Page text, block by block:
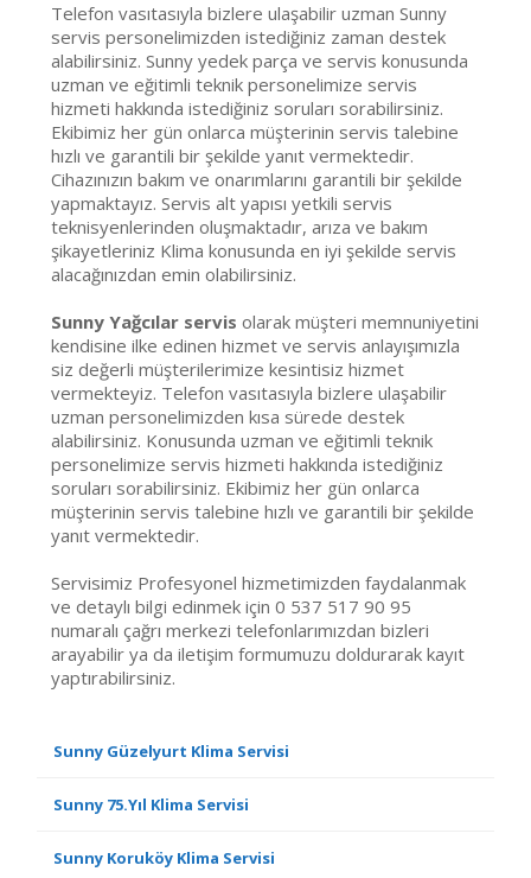
Telefon vasıtasıyla bizlere ulaşabilir uzman Sunny
servis personelimizden istediğiniz zaman destek
alabilirsiniz. Sunny yedek parça ve servis konusunda
uzman ve eğitimli teknik personelimize servis
hizmeti hakkında istediğiniz soruları sorabilirsiniz.
Ekibimiz her gün onlarca müşterinin servis talebine
hızlı ve garantili bir şekilde yanıt vermektedir.
Cihazınızın bakım ve onarımlarını garantili bir şekilde
yapmaktayız. Servis alt yapısı yetkili servis
teknisyenlerinden oluşmaktadır, arıza ve bakım
şikayetleriniz Klima konusunda en iyi şekilde servis
alacağınızdan emin olabilirsiniz.
Sunny Yağcılar servis olarak müşteri memnuniyetini
kendisine ilke edinen hizmet ve servis anlayışımızla
siz değerli müşterilerimize kesintisiz hizmet
vermekteyiz. Telefon vasıtasıyla bizlere ulaşabilir
uzman personelimizden kısa sürede destek
alabilirsiniz. Konusunda uzman ve eğitimli teknik
personelimize servis hizmeti hakkında istediğiniz
soruları sorabilirsiniz. Ekibimiz her gün onlarca
müşterinin servis talebine hızlı ve garantili bir şekilde
yanıt vermektedir.
Servisimiz Profesyonel hizmetimizden faydalanmak
ve detaylı bilgi edinmek için 0 537 517 90 95
numaralı çağrı merkezi telefonlarımızdan bizleri
arayabilir ya da iletişim formumuzu doldurarak kayıt
yaptırabilirsiniz.
Sunny Güzelyurt Klima Servisi
Sunny 75.Yıl Klima Servisi
Sunny Koruköy Klima Servisi